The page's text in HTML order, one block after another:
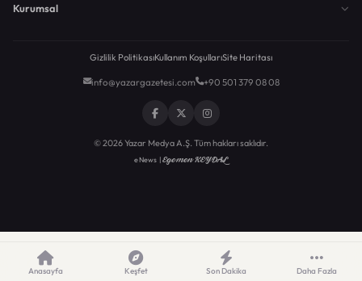
Kurumsal
Gizlilik PolitikasıKullanım KoşullarıSite Haritası
info@yazargazetesi.com +90 501 379 08 08
© 2026 Yazar Medya A.Ş. Tüm hakları saklıdır.
eNews |Egemen KEYDAL
Anasayfa Keşfet Son Dakika Daha Fazla